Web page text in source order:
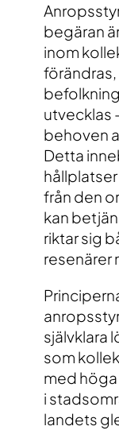
begäran
inom
förändras,
utvecklas
behoven
Detta
från den
kan
riktar sig
resenärer
självklara
som
med
i
landets